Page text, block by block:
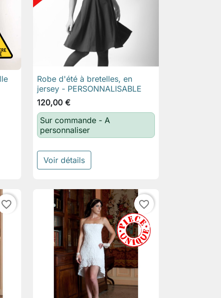
 Aperçu rapide
Robe d'été à bretelles, en
jersey - PERSONNALISABLE
120,00 €
Sur commande - A
personnaliser
Voir détails
favorite_border favorite_border